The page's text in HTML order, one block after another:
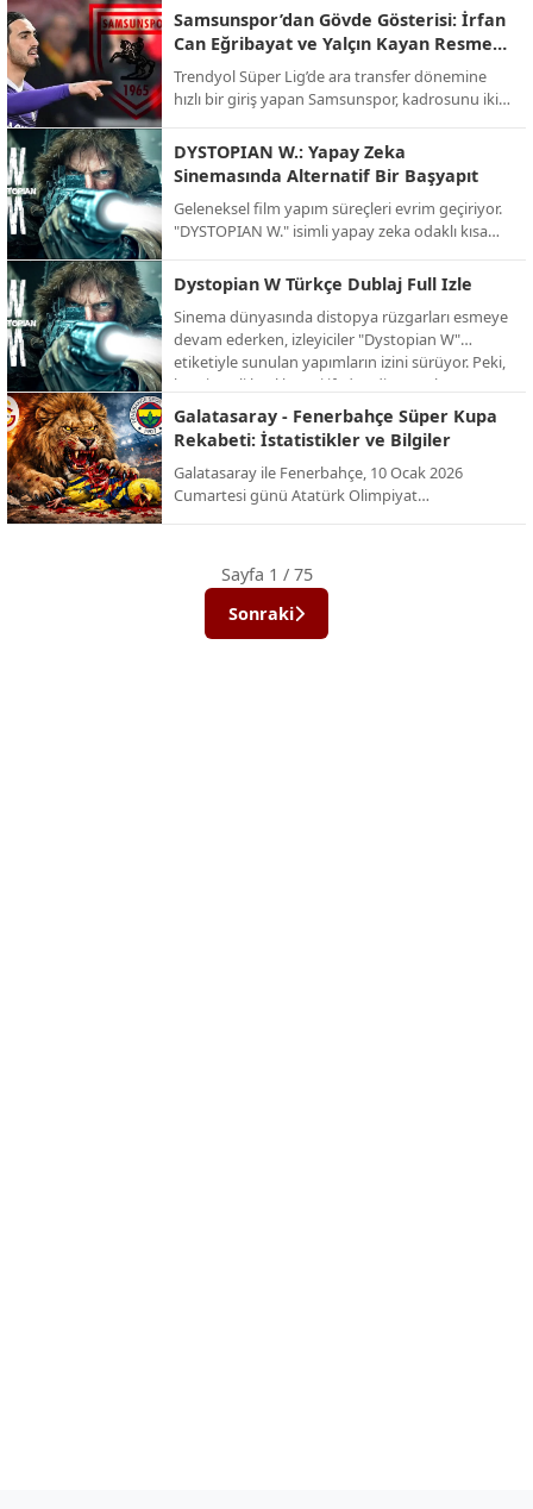
heyecanı, Ocak ayındaki son iki hafta maçlarıyla
zirve yapacak. Temsilcimiz Galatasaray'ın da
sahne alacağı bu dev organizasyonun yayın
bilgileri netleşti.
Samsunspor’dan Gövde Gösterisi: İrfan
Can Eğribayat ve Yalçın Kayan Resmen
Açıklandı!
Trendyol Süper Lig’de ara transfer dönemine
hızlı bir giriş yapan Samsunspor, kadrosunu iki
Fenerbahçe’den kaleci İrfan Can Eğribayat ve
ikas Eyüpspor’dan orta saha oyuncusu Yalçın
Kayan ile prensip anlaşmasına varıldığını
duyurdu.
DYSTOPIAN W.: Yapay Zeka
Sinemasında Alternatif Bir Başyapıt
Geleneksel film yapım süreçleri evrim geçiriyor.
"DYSTOPIAN W." isimli yapay zeka odaklı kısa
ve büyüleyici bir gelecek tasviri sunuyor. İşte AI
teknolojisinin sınırlarını zorlayan bu alternatif
projenin detayları.
Dystopian W Türkçe Dublaj Full Izle
Sinema dünyasında distopya rüzgarları esmeye
devam ederken, izleyiciler "Dystopian W"
etiketiyle sunulan yapımların izini sürüyor. Peki,
bu gizemli başlık neyi ifade ediyor ve bu türün
en dikkat çeken örnekleri neler? İşte distopik
evrenlerin kapısını aralayan kapsamlı bir bakış.
Galatasaray - Fenerbahçe Süper Kupa
Rekabeti: İstatistikler ve Bilgiler
Galatasaray ile Fenerbahçe, 10 Ocak 2026
Cumartesi günü Atatürk Olimpiyat
bu dev rekabetin Süper Kupa (ve eski adıyla
Cumhurbaşkanlığı Kupası) tarihindeki
istatistikleri ve önemli bilgileri:
Sayfa 1 / 75
Sonraki